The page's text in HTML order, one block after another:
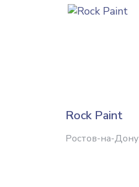
Rock Paint
Ростов-на-Дону